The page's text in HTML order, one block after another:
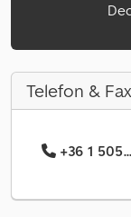
Telefon & Fax
+36 1